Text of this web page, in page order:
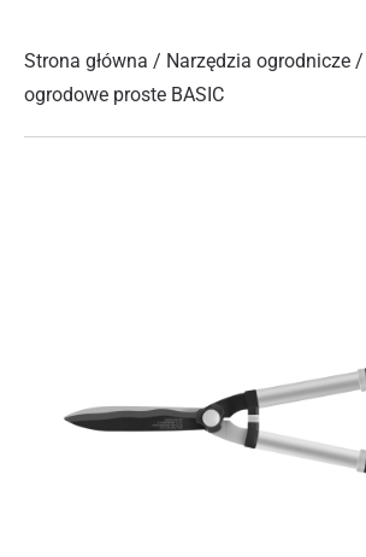
Strona główna / Narzędzia ogrodnicze /
ogrodowe proste BASIC